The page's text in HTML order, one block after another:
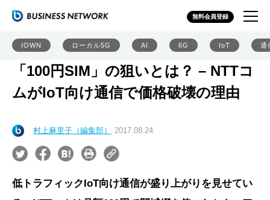
無料会員登録
IOWN ローカル5G AI 6G IoT 通
「100円SIM」の狙いとは？ – NTTコ
ムがIoT向け通信で価格破壊の理由
村上麻里子（編集部） 2017.08.24
低トラフィックIoT向け通信が盛り上がりを見せてい